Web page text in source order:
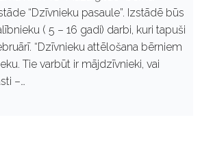
“Dzīvnieku pasaule”. Izstādē būs
( 5 – 16 gadi) darbi, kuri tapuši
“Dzīvnieku attēlošana bērniem
Tie varbūt ir mājdzīvnieki, vai
–…